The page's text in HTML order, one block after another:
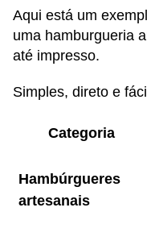
Aqui está um
uma hamburgueria
até impresso.
Simples, direto e
Categoria
Hambúrgueres
artesanais